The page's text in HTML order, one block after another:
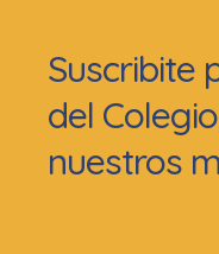
Suscribite
del
nuestros